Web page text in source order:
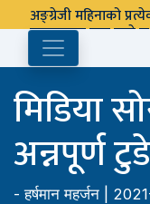
मिडिया
अन्नपूर्ण टुडे
-हर्षमान महर्जन |